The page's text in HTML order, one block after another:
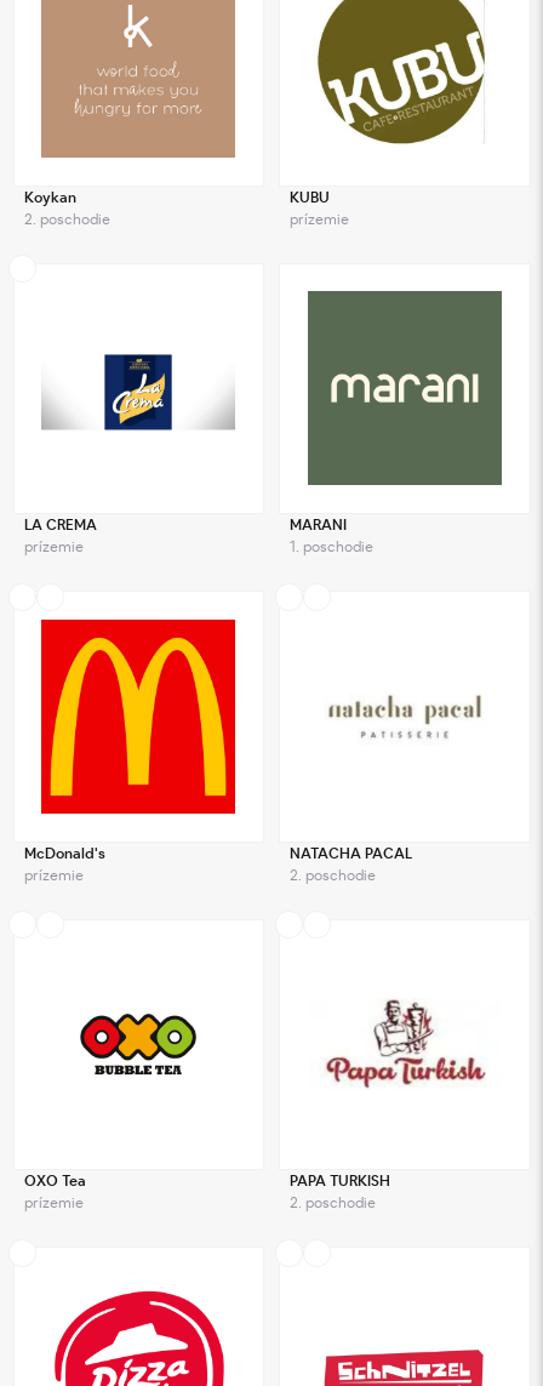
Koykan
2. poschodie
KUBU
prízemie
LA CREMA
prízemie
MARANI
1. poschodie
McDonald's
prízemie
NATACHA PACAL
2. poschodie
OXO Tea
prízemie
PAPA TURKISH
2. poschodie